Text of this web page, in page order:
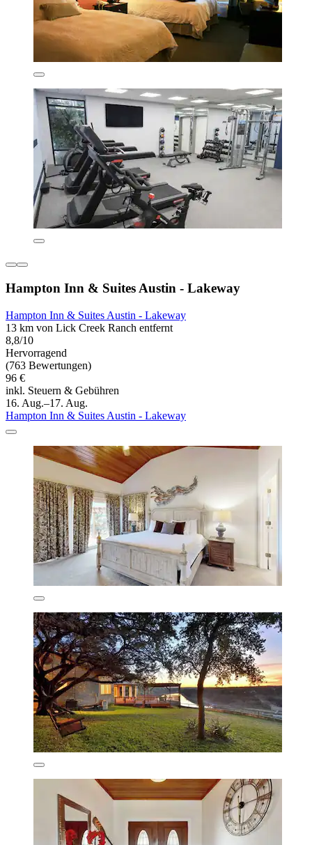
Hampton Inn & Suites Austin - Lakeway
Hampton Inn & Suites Austin - Lakeway
13 km von Lick Creek Ranch entfernt
8,8/10
Hervorragend
(763 Bewertungen)
96 €
inkl. Steuern & Gebühren
16. Aug.–17. Aug.
Hampton Inn & Suites Austin - Lakeway